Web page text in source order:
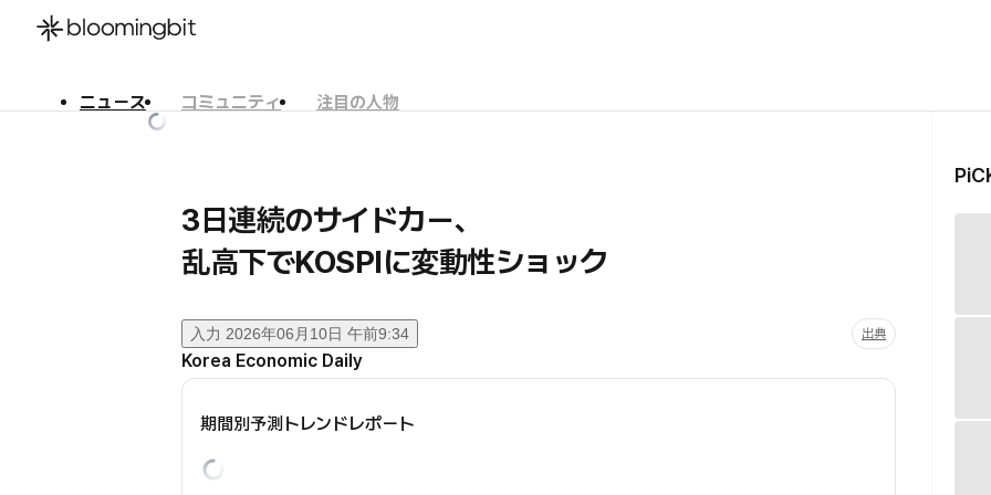
ニュース コミュニティ
注目の人物
3日連続のサイドカー、
乱高下でKOSPIに変動性ショック
入力 2026年06月10日 午前9:34 出典
Korea Economic Daily
期間別予測トレンドレポート